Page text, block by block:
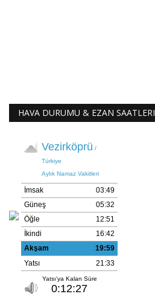
HAVA DURUMU & EZAN SAATLERI